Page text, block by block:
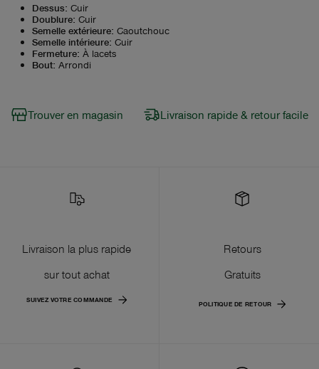
Dessus: Cuir
Doublure: Cuir
Semelle extérieure: Caoutchouc
Semelle intérieure: Cuir
Fermeture: À lacets
Bout: Arrondi
Trouver en magasin Livraison rapide & retour facile
Livraison la plus rapide
sur tout achat
SUIVEZ VOTRE COMMANDE
Retours
Gratuits
POLITIQUE DE RETOUR